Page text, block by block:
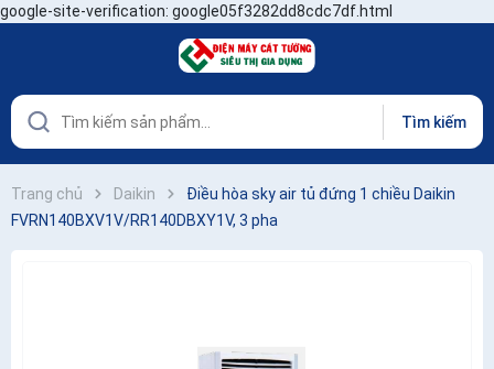
google-site-verification: google05f3282dd8cdc7df.html
Tìm kiếm
Trang chủ Daikin
Điều hòa sky air tủ đứng 1 chiều Daikin
FVRN140BXV1V/RR140DBXY1V, 3 pha